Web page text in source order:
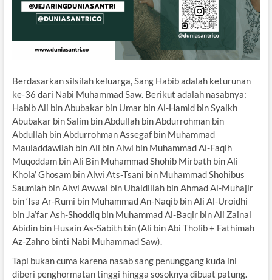
Berdasarkan silsilah keluarga, Sang Habib adalah keturunan
ke-36 dari Nabi Muhammad Saw. Berikut adalah nasabnya:
Habib Ali bin Abubakar bin Umar bin Al-Hamid bin Syaikh
Abubakar bin Salim bin Abdullah bin Abdurrohman bin
Abdullah bin Abdurrohman Assegaf bin Muhammad
Mauladdawilah bin Ali bin Alwi bin Muhammad Al-Faqih
Muqoddam bin Ali Bin Muhammad Shohib Mirbath bin Ali
Khola’ Ghosam bin Alwi Ats-Tsani bin Muhammad Shohibus
Saumiah bin Alwi Awwal bin Ubaidillah bin Ahmad Al-Muhajir
bin ‘Isa Ar-Rumi bin Muhammad An-Naqib bin Ali Al-Uroidhi
bin Ja’far Ash-Shoddiq bin Muhammad Al-Baqir bin Ali Zainal
Abidin bin Husain As-Sabith bin (Ali bin Abi Tholib + Fathimah
Az-Zahro binti Nabi Muhammad Saw).
Tapi bukan cuma karena nasab sang penunggang kuda ini
diberi penghormatan tinggi hingga sosoknya dibuat patung.